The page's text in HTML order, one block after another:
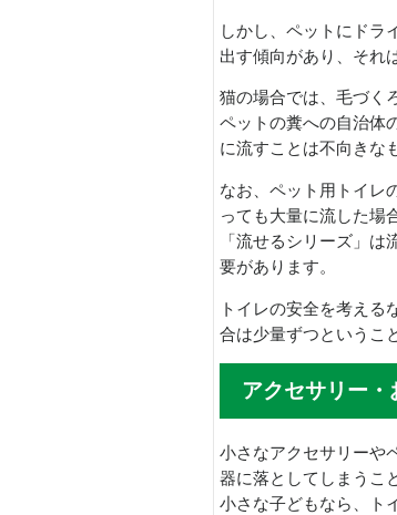
しかし、ペットにドラ
出す傾向があり、それ
猫の場合では、毛づく
ペットの糞への自治体
に流すことは不向きな
なお、ペット用トイレ
っても大量に流した場
「流せるシリーズ」
要があります。
トイレの安全を考える
合は少量ずつというこ
アクセサリー
小さなアクセサリーや
器に落としてしまうこ
小さな子どもなら、ト